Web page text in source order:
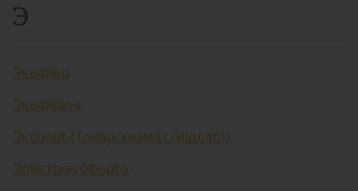
Э
Эквайер
Эквайринг
Экспорт (Товар/хизмат (ишлар))
Электрон оферта